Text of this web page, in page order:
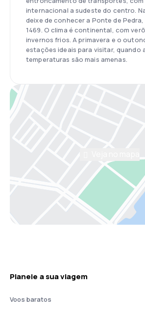
internacional a sudeste do centro.
deixe de conhecer a Ponte de
1469. O clima é continental, com
invernos frios. A primavera e o
estações ideais para visitar, quando
temperaturas são mais amenas.
Planeie a sua viagem
Voos baratos